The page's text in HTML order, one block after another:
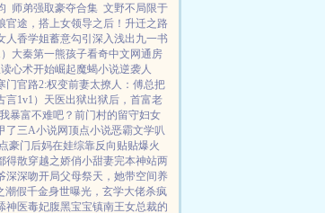
师弟强取豪夺合集 文野不局限于
官途，搭上女领导之后！ 升迁之路
人香学姐蓄意勾引 深入浅出 九一书
大秦第一熊孩子看奇中文网通房
心术开始崛起魔蝎小说逆袭人
门官路2:权变前妻太撩人：傅总把
1v1） 天医出狱出狱后，首富老
暴富不难吧？ 前门村的留守妇女
了 三A小说网顶点小说恶霸文学叭
豪门后妈在娃综靠反向贴贴爆火
得散穿越之娇俏小甜妻完本神站两
深深吻开局父母祭天，她带空间养
潮假千金身世曝光，玄学大佬杀疯
神医毒妃腹黑宝宝镇南王女总裁的